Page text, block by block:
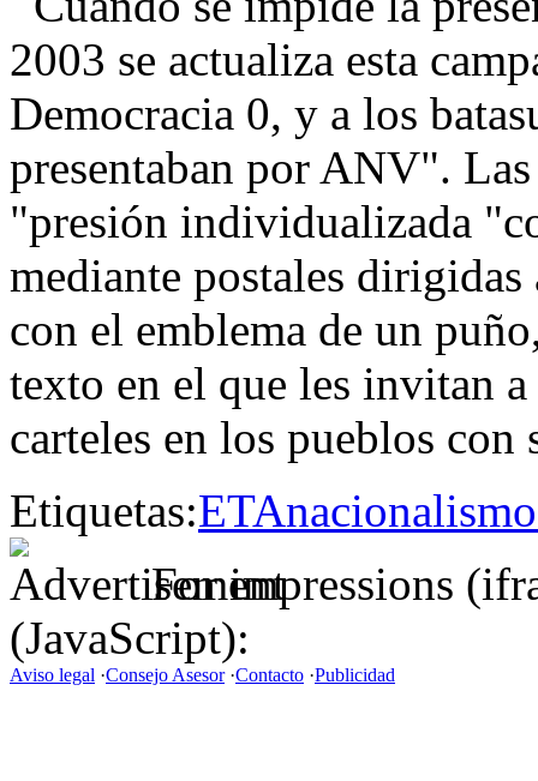
2003 se actualiza esta
Democracia 0, y a los
presentaban por ANV".
"presión individualizada
mediante postales
con el emblema de un
texto en el que les invitan
carteles en los pueblos con
Etiquetas:ETAnacionalismo
For impressions
(JavaScript):
Aviso legal ·Consejo Asesor·Contacto ·Publicidad